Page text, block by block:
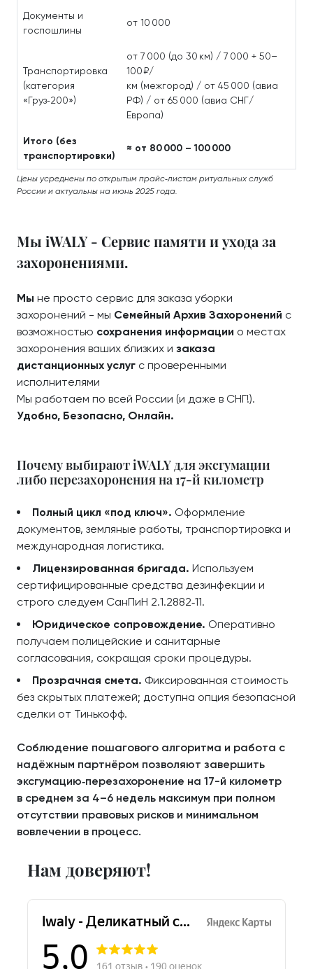
Документы и
госпошлины
от 10 000
Транспортировка
(категория
«Груз‑200»)
от 7 000 (до 30 км) / 7 000 + 50–
100 ₽/
км (межгород) / от 45 000 (авиа
РФ) / от 65 000 (авиа СНГ/
Европа)
Итого (без
транспортировки)
≈ от 80 000 – 100 000
Цены усреднены по открытым прайс‑листам ритуальных служб
России и актуальны на июнь 2025 года.
Мы iWALY - Сервис памяти и ухода за
захоронениями.
Мы не просто сервис для заказа уборки
захоронений - мы Семейный Архив Захоронений с
возможностью сохранения информации о местах
захоронения ваших близких и заказа
дистанционных услуг с проверенными
исполнителями
Мы работаем по всей России (и даже в СНГ!).
Удобно, Безопасно, Онлайн.
Почему выбирают iWALY для эксгумации
либо перезахоронения на 17-й километр
Полный цикл «под ключ». Оформление
документов, земляные работы, транспортировка и
международная логистика.
Лицензированная бригада. Используем
сертифицированные средства дезинфекции и
строго следуем СанПиН 2.1.2882‑11.
Юридическое сопровождение. Оперативно
получаем полицейские и санитарные
согласования, сокращая сроки процедуры.
Прозрачная смета. Фиксированная стоимость
без скрытых платежей; доступна опция безопасной
сделки от Тинькофф.
Соблюдение пошагового алгоритма и работа с
надёжным партнёром позволяют завершить
эксгумацию‑перезахоронение на 17-й километр
в среднем за 4–6 недель максимум при полном
отсутствии правовых рисков и минимальном
вовлечении в процесс.
Нам доверяют!